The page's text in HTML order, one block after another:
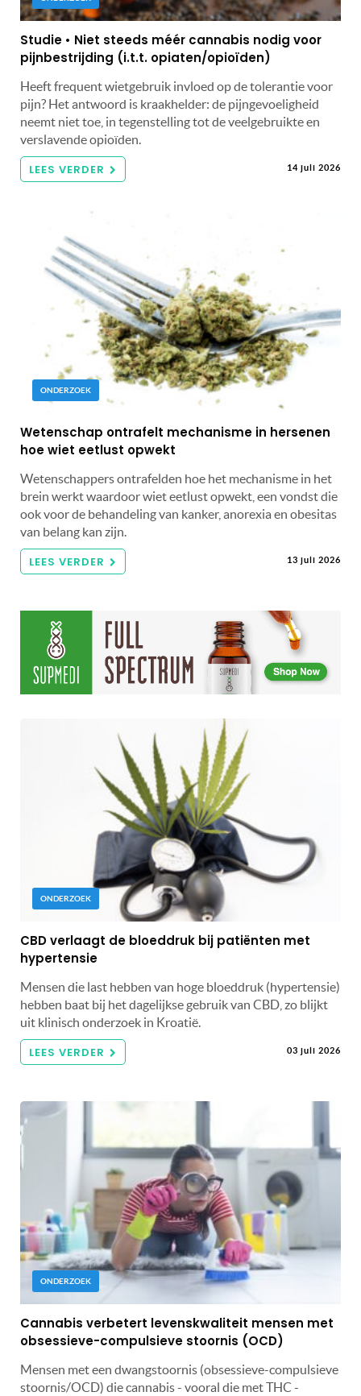
Studie • Niet steeds méér cannabis nodig voor
pijnbestrijding (i.t.t. opiaten/opioïden)
Heeft frequent wietgebruik invloed op de tolerantie voor
pijn? Het antwoord is kraakhelder: de pijngevoeligheid
neemt niet toe, in tegenstelling tot de veelgebruikte en
verslavende opioïden.
LEES VERDER 14 juli 2026
ONDERZOEK
Wetenschap ontrafelt mechanisme in hersenen
hoe wiet eetlust opwekt
Wetenschappers ontrafelden hoe het mechanisme in het
brein werkt waardoor wiet eetlust opwekt, een vondst die
ook voor de behandeling van kanker, anorexia en obesitas
van belang kan zijn.
LEES VERDER 13 juli 2026
ONDERZOEK
CBD verlaagt de bloeddruk bij patiënten met
hypertensie
Mensen die last hebben van hoge bloeddruk (hypertensie)
hebben baat bij het dagelijkse gebruik van CBD, zo blijkt
uit klinisch onderzoek in Kroatië.
LEES VERDER 03 juli 2026
ONDERZOEK
Cannabis verbetert levenskwaliteit mensen met
obsessieve-compulsieve stoornis (OCD)
Mensen met een dwangstoornis (obsessieve-compulsieve
stoornis/OCD) die cannabis - vooral die met THC -